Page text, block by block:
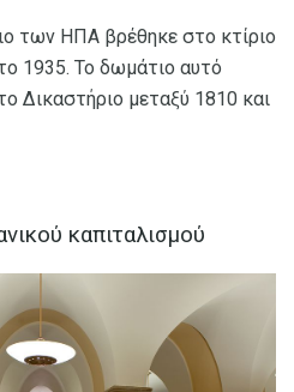
των ΗΠΑ βρέθηκε στο κτίριο
1935. Το δωμάτιο αυτό
Δικαστήριο μεταξύ 1810 και
καπιταλισμού